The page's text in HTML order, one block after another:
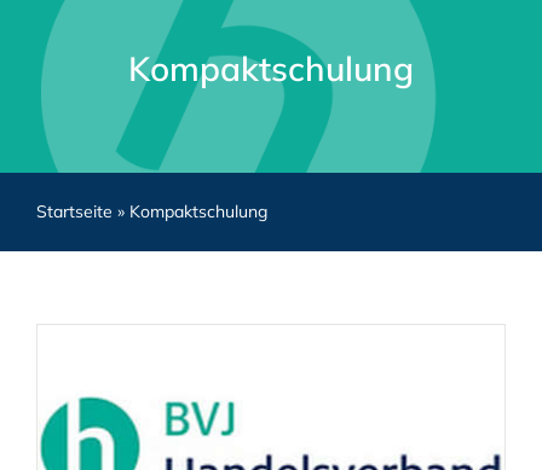
Kompaktschulung
Startseite » Kompaktschulung